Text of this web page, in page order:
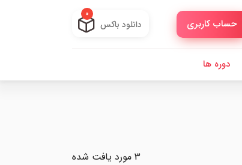
حساب کاربری دانلود باکس
0
دوره ها
3 مورد یافت شده